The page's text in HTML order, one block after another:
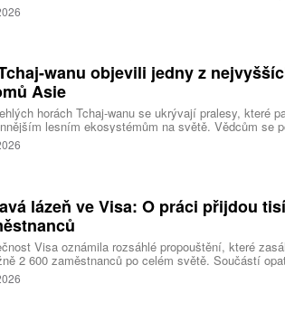
Vitalij Karabanov. Ukrajinské letectvo ráno oznámilo,
útočilo na Ukrajinu čtyřmi střelami a 101 bezpilotními
wanu objevili jedny z
Asie
horách Tchaj-wanu se ukrývají pralesy, které
lesním ekosystémům na světě. Vědcům se
pátrání podařilo objevit jedli tchajwanskou
která je dnes považována za nejvyšší známý strom
lázeň ve Visa: O práci přijdou
Visa oznámila rozsáhlé propouštění, které
2 600 zaměstnanců po celém světě. Součástí
320 pracovních míst v kalifornském Foster City, kde
významné technologické centrum. Vyplývá to z